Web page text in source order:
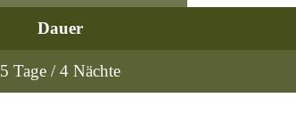
Dauer
5 Tage / 4 Nächte